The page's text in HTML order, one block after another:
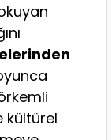
kültürel